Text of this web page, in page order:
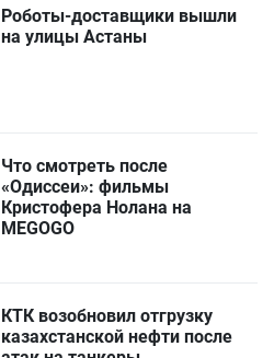
Роботы-доставщики вышли
на улицы Астаны
Что смотреть после
«Одиссеи»: фильмы
Кристофера Нолана на
MEGOGO
КТК возобновил отгрузку
казахстанской нефти после